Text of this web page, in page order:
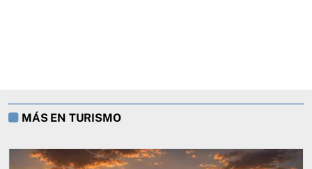
MÁS EN TURISMO